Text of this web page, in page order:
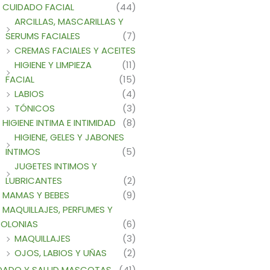
CUIDADO FACIAL
(44)
ARCILLAS, MASCARILLAS Y
SERUMS FACIALES
(7)
CREMAS FACIALES Y ACEITES
(11)
HIGIENE Y LIMPIEZA
FACIAL
(15)
LABIOS
(4)
TÓNICOS
(3)
HIGIENE INTIMA E INTIMIDAD
(8)
HIGIENE, GELES Y JABONES
INTIMOS
(5)
JUGETES INTIMOS Y
LUBRICANTES
(2)
MAMAS Y BEBES
(9)
MAQUILLAJES, PERFUMES Y
(6)
MAQUILLAJES
(3)
OJOS, LABIOS Y UÑAS
(2)